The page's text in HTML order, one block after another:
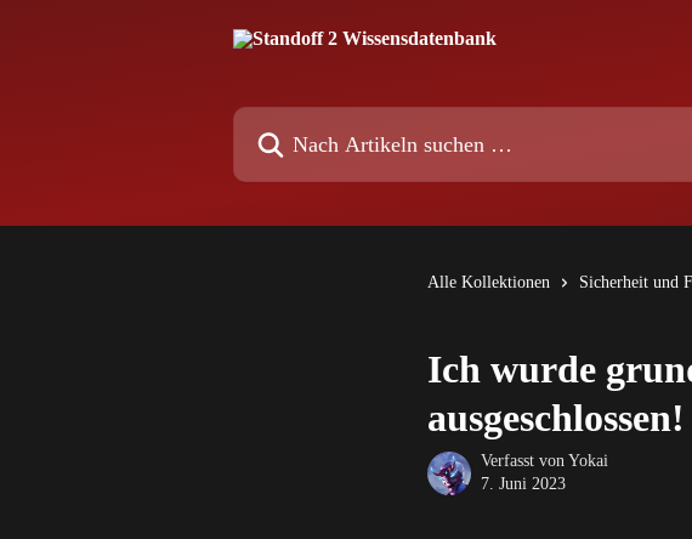
Nach Artikeln suchen …
Alle Kollektionen Sicherheit und
Ich wurde
ausgeschlossen!
Verfasst von Yokai
7. Juni 2023